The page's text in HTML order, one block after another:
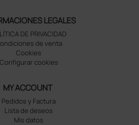
LEGALES
DE PRIVACIDAD
de venta
Cookies
Configurar cookies
MY ACCOUNT
Pedidos y Factura
Lista de deseos
Mis datos